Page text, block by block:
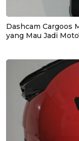
Dashcam Cargoos
yang Mau Jadi